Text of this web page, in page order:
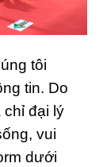
tôi
tin. Do
chỉ đại lý
vui
dưới